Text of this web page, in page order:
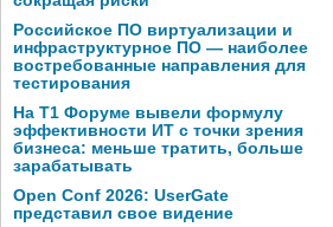
Российское ПО виртуализации и
инфраструктурное ПО — наиболее
востребованные направления для
тестирования
На Т1 Форуме вывели формулу
эффективности ИТ с точки зрения
бизнеса: меньше тратить, больше
зарабатывать
Open Conf 2026: UserGate
представил свое видение